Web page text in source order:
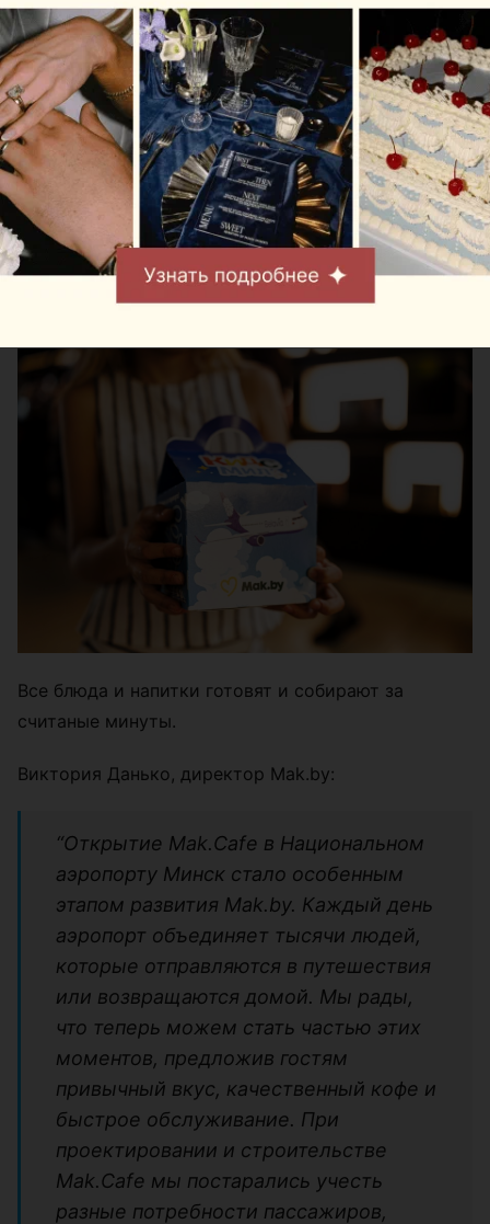
Для маленьких путешественников в аэропорту
можно приобрести Кидс Мил в эксклюзивной
упаковке, созданной совместно Mak.by и Belavia.
Дополнительно организована творческая зона с
раскрасками и мелками, где дети смогут
Все блюда и напитки готовят и собирают за
считаные минуты.
Виктория Данько, директор Mak.by:
“Открытие Mak.Cafe в Национальном
аэропорту Минск стало особенным
этапом развития Mak.by. Каждый день
аэропорт объединяет тысячи людей,
которые отправляются в путешествия
или возвращаются домой. Мы рады,
что теперь можем стать частью этих
моментов, предложив гостям
привычный вкус, качественный кофе и
быстрое обслуживание. При
проектировании и строительстве
Mak.Cafe мы постарались учесть
разные потребности пассажиров,